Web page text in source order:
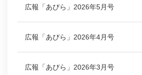
広報「あびら」2026年5月号
広報「あびら」2026年4月号
広報「あびら」2026年3月号